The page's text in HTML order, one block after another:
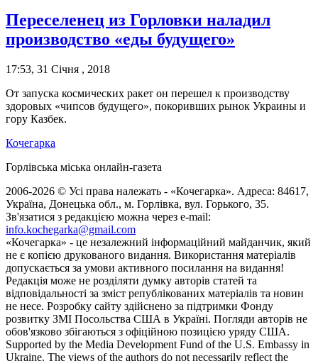
Переселенец из Горловки наладил
производство «еды будущего»
17:53, 31 Січня , 2018
От запуска космических ракет он перешел к производству
здоровых «чипсов будущего», покоривших рынок Украины и
гору Казбек.
Кочегарка
Горлівська міська онлайн-газета
2006-2026 © Усі права належать - «Кочегарка». Адреса: 84617,
Україна, Донецька обл., м. Горлівка, вул. Горького, 35.
Зв'язатися з редакцією можна через e-mail:
info.kochegarka@gmail.com
«Кочегарка» - це незалежний інформаційний майданчик, який
не є копією друкованого видання. Використання матеріалів
допускається за умови активного посилання на видання!
Редакція може не розділяти думку авторів статей та
відповідальності за зміст републікованих матеріалів та новин
не несе. Розробку сайту здійснено за підтримки Фонду
розвитку ЗМІ Посольства США в Україні. Погляди авторів не
обов'язково збігаються з офіційною позицією уряду США.
Supported by the Media Development Fund of the U.S. Embassy in
Ukraine. The views of the authors do not necessarily reflect the